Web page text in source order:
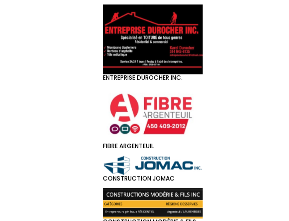
ENTREPRISE DUROCHER INC.
FIBRE ARGENTEUIL
CONSTRUCTION JOMAC